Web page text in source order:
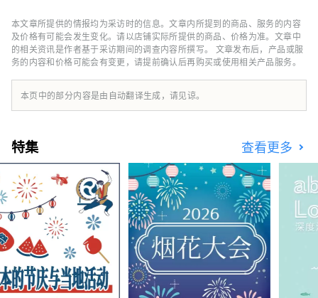
牛”是但马牛的代名词，是日本顶级牛肉之一，
而清酒米“兵库山田锦”则是让您舌头惊喜的宝
石。 有马温泉是著名的温泉，城崎温泉曾出现
在许多文学作品中。在大自然的包围下，您可以
放松身心。 淡路岛鸣门漩涡的雷鸣声、夏季各
地举办的烟火大会的动感声音等，您可以听到令
本文章所提供的情报均为采访时的信息。文章内所提到的商品、服务的内容
及价格有可能会发生变化。请以店铺实际所提供的商品、价格为准。文章中
的相关资讯是作者基于采访期间的调查内容所撰写。 文章发布后，产品或服
务的内容和价格可能会有变更，请提前确认后再购买或使用相关产品服务。
本页中的部分内容是由自动翻译生成，请见谅。
特集 查看更多